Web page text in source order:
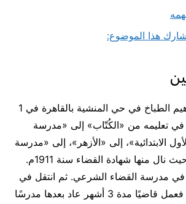
شارك هذا الموضوع:
ولد أحمد أمين إبراهيم الطباخ في حي المنشية بالقاهرة في 1
تدرج في تعليمه من «الكُتّاب» إلى «مدرسة
الابتدائية»، إلى «الأزهر»، إلى «مدرسة
القضاء الشرعي» حيث نال منها شهادة القضاء سنة 1911م.
مدرسة القضاء الشرعي. ثم انتقل في
1913م إلى القضاء فعمل قاضيًا مدة 3 أشهر عاد بعدها مدرسًا